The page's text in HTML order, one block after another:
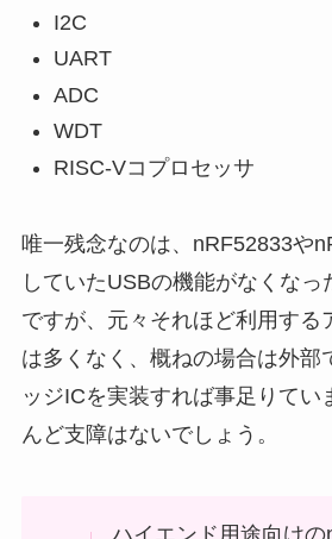
I2C
UART
ADC
WDT
RISC-Vコプロセッサ
唯一残念なのは、nRF52833や
していたUSBの機能がなくなっ
ですが、元々それほど利用する
は多くなく、概ねの場合は外部
ッジICを実装すれば事足りてい
んど支障はないでしょう。